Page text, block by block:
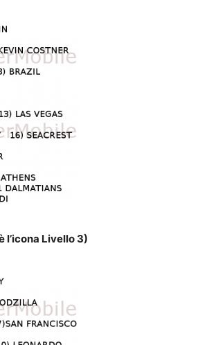
l’icona Livello 3)